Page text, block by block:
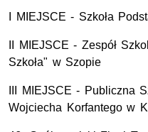
I MIEJSCE - Szkoła
II MIEJSCE - Zespół
Szkoła" w Szopie
III MIEJSCE - Publiczna
Wojciecha Korfantego w